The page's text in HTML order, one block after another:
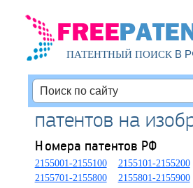
ПАТЕНТНЫЙ ПОИСКВ
патентов на
Номера патентов РФ
2155001-2155100 2155101-2155200
2155701-2155800
2155801-2155900